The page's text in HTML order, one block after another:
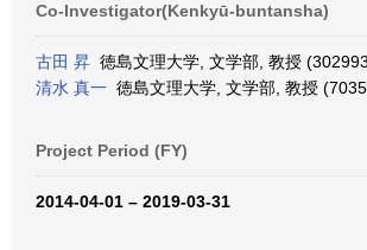
Co-Investigator(Kenkyū-buntansha)
古田 昇 徳島文理大学, 文学部, 教授
清水 真一 徳島文理大学, 文学部, 教授
Project Period (FY)
2014-04-01 – 2019-03-31